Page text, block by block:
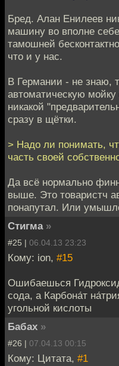
Бред. Алан Енилеев
машину во вполне
тамошней
что и у нас.
В Германии - не знаю,
автоматическую
никакой
сразу в щётки.
> Надо ли понимать,
часть своей
Да всё нормально
выше. Это товаристч
понапутал. Или
Стигма »
#25 | 06.04.13 23:23
Кому: ion, #15
Ошибаешься
сода, а Карбона́т
угольной кислоты
Бабах »
#26 | 07.04.13 00:15
Кому: Цитата, #1